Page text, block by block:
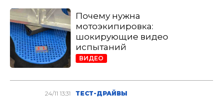
Почему нужна
мотоэкипировка:
шокирующие видео
испытаний
ВИДЕО
24/11 13:31 ТЕСТ-ДРАЙВЫ